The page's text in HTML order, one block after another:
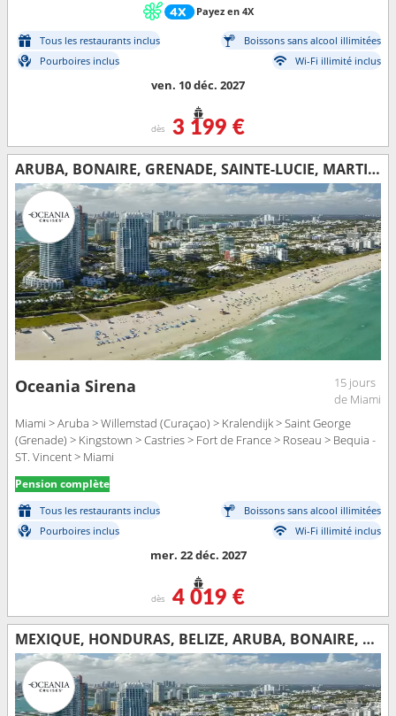
Payez en 4X
Tous les restaurants inclus
Boissons sans alcool illimitées
Pourboires inclus
Wi-Fi illimité inclus
ven. 10 déc. 2027
dès 3 199 €
ARUBA, BONAIRE, GRENADE, SAINTE-LUCIE, MARTINIQUE, DOMINIQUE, SAINT VINCENT-ET-LES-GRENADINES, ÉTATS-UNIS
Oceania Sirena
15 jours
de Miami
Miami > Aruba > Willemstad (Curaçao) > Kralendijk > Saint George
(Grenade) > Kingstown > Castries > Fort de France > Roseau > Bequia -
ST. Vincent > Miami
Pension complète
Tous les restaurants inclus
Boissons sans alcool illimitées
Pourboires inclus
Wi-Fi illimité inclus
mer. 22 déc. 2027
dès 4 019 €
MEXIQUE, HONDURAS, BELIZE, ARUBA, BONAIRE, GRENADE, SAINTE-LUCIE, SAINT-MARTIN, BAHAMAS, RÉPUBLIQUE DOMINICAINE, PORTO RICO, ÉTATS-UNIS, GUADELOUPE, ANTIGUA-ET-BARBUDA, FRANCE, SAINT VINCENT-ET-LES-GR